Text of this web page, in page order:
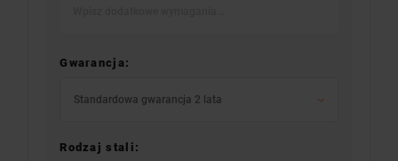
Gwarancja:
Standardowa gwarancja 2 lata
Rodzaj stali: